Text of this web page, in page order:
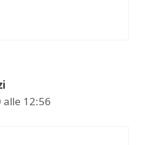
alle 12:56